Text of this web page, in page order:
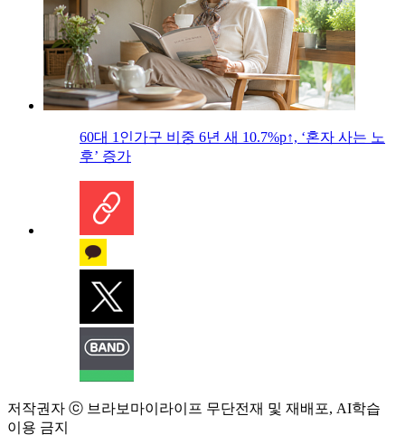
60대 1인가구 비중 6년 새 10.7%p↑, ‘혼자 사는 노
후’ 증가
저작권자 ⓒ 브라보마이라이프 무단전재 및 재배포, AI학습
이용 금지